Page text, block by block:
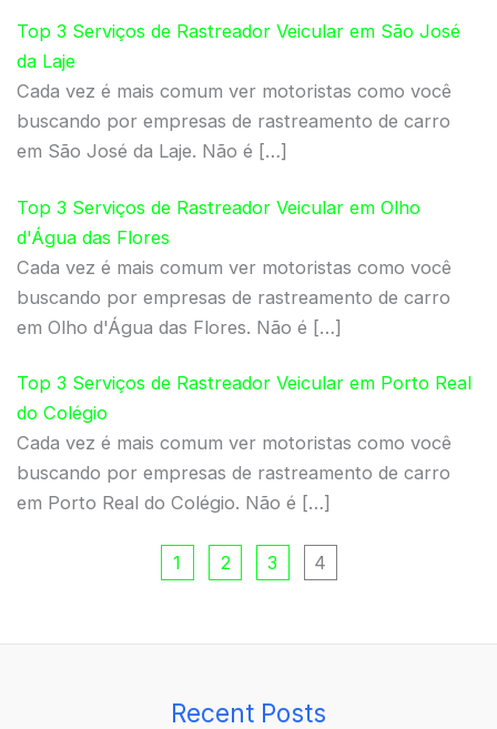
Top 3 Serviços de Rastreador Veicular em São José
da Laje
Cada vez é mais comum ver motoristas como você
buscando por empresas de rastreamento de carro
em São José da Laje. Não é […]
Top 3 Serviços de Rastreador Veicular em Olho
d'Água das Flores
Cada vez é mais comum ver motoristas como você
buscando por empresas de rastreamento de carro
em Olho d'Água das Flores. Não é […]
Top 3 Serviços de Rastreador Veicular em Porto Real
do Colégio
Cada vez é mais comum ver motoristas como você
buscando por empresas de rastreamento de carro
em Porto Real do Colégio. Não é […]
1 2 3 4
Recent Posts